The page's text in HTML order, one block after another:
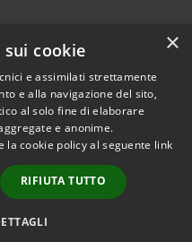
Copyright © 2026 • Comune di
Torrevecchia Pia • Powered by
Municipium•
Accesso
redazione
×
cookie
e assimilati strettamente
e alla navigazione del sito,
al solo fine di elaborare
e anonime.
la cookie policy al seguente link
RIFIUTA TUTTO